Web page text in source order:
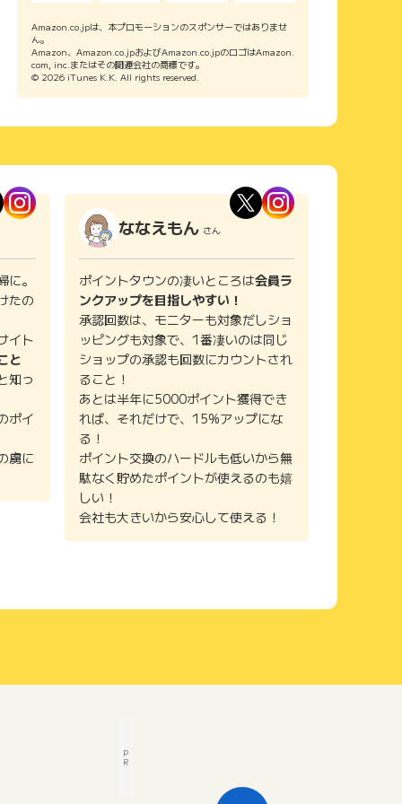
Amazon.co.jpは、本プロモーションのスポンサーではありませ
ん。
Amazon、Amazon.co.jpおよびAmazon.co.jpのロゴはAmazon.
com, inc.またはその関連会社の商標です。
© 2026 iTunes K.K. All rights reserved.
。
たの
イト
と
知っ
ポイ
虜に
ななえもん さん
ポイントタウンの凄いところは会員ラ
ンクアップを目指しやすい！
承認回数は、モニターも対象だしショ
ッピングも対象で、1番凄いのは同じ
ショップの承認も回数にカウントされ
ること！
あとは半年に5000ポイント獲得でき
れば、それだけで、15%アップにな
る！
ポイント交換のハードルも低いから無
駄なく貯めたポイントが使えるのも嬉
しい！
会社も大きいから安心して使える！
P
R